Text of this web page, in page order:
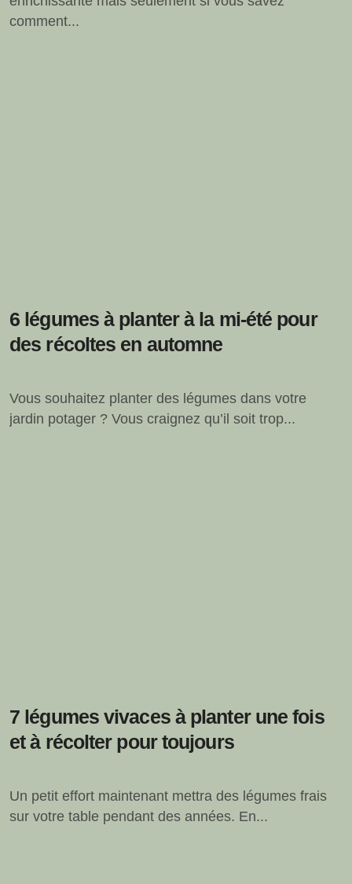
comment...
6 légumes à planter à la mi-été pour
des récoltes en automne
Vous souhaitez planter des légumes dans votre
jardin potager ? Vous craignez qu’il soit trop...
7 légumes vivaces à planter une fois
et à récolter pour toujours
Un petit effort maintenant mettra des légumes frais
sur votre table pendant des années. En...